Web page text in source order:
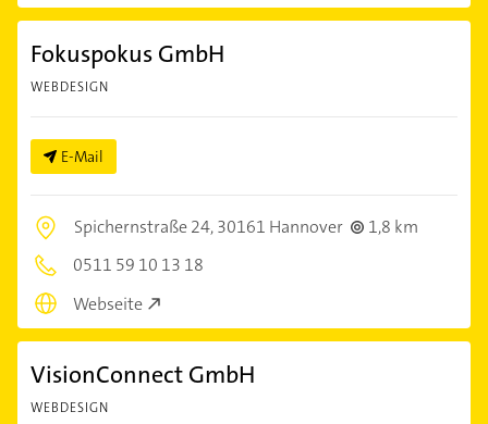
Fokuspokus GmbH
WEBDESIGN
E-Mail
Spichernstraße 24,30161 Hannover
1,8 km
0511 59 10 13 18
Webseite
VisionConnect GmbH
WEBDESIGN